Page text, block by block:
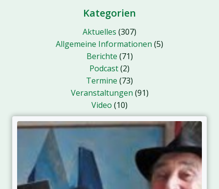
Kategorien
Aktuelles (307)
Allgemeine Informationen (5)
Berichte (71)
Podcast(2)
Termine (73)
Veranstaltungen (91)
Video (10)